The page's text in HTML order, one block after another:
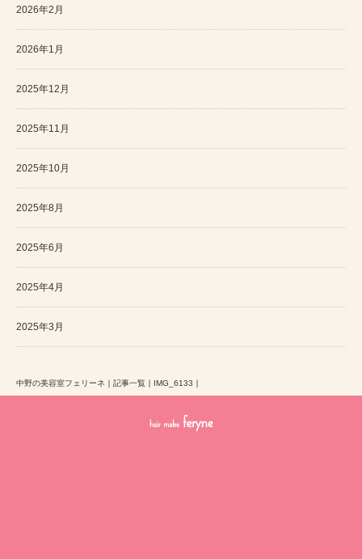
2026年2月
2026年1月
2025年12月
2025年11月
2025年10月
2025年8月
2025年6月
2025年4月
2025年3月
中野の美容室フェリーネ ｜ 記事一覧 ｜ IMG_6133 ｜